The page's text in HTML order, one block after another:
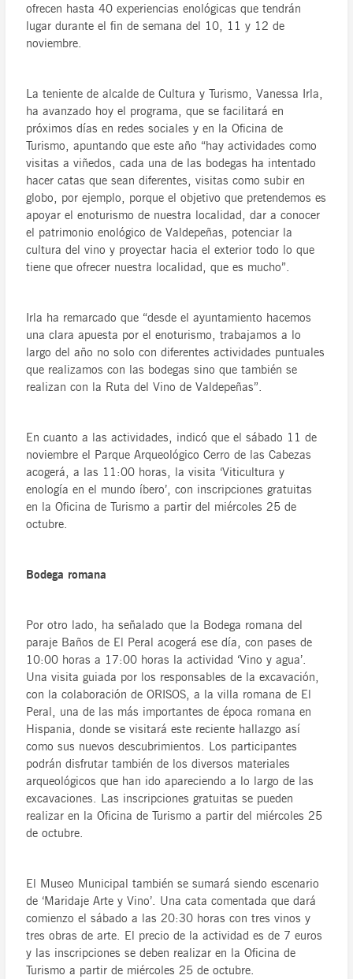
ofrecen hasta 40 experiencias enológicas que tendrán
lugar durante el fin de semana del 10, 11 y 12 de
noviembre.
La teniente de alcalde de Cultura y Turismo, Vanessa Irla,
ha avanzado hoy el programa, que se facilitará en
próximos días en redes sociales y en la Oficina de
Turismo, apuntando que este año “hay actividades como
visitas a viñedos, cada una de las bodegas ha intentado
hacer catas que sean diferentes, visitas como subir en
globo, por ejemplo, porque el objetivo que pretendemos es
apoyar el enoturismo de nuestra localidad, dar a conocer
el patrimonio enológico de Valdepeñas, potenciar la
cultura del vino y proyectar hacia el exterior todo lo que
tiene que ofrecer nuestra localidad, que es mucho”.
Irla ha remarcado que “desde el ayuntamiento hacemos
una clara apuesta por el enoturismo, trabajamos a lo
largo del año no solo con diferentes actividades puntuales
que realizamos con las bodegas sino que también se
realizan con la Ruta del Vino de Valdepeñas”.
En cuanto a las actividades, indicó que el sábado 11 de
noviembre el Parque Arqueológico Cerro de las Cabezas
acogerá, a las 11:00 horas, la visita ‘Viticultura y
enología en el mundo íbero’, con inscripciones gratuitas
en la Oficina de Turismo a partir del miércoles 25 de
octubre.
Bodega romana
Por otro lado, ha señalado que la Bodega romana del
paraje Baños de El Peral acogerá ese día, con pases de
10:00 horas a 17:00 horas la actividad ‘Vino y agua’.
Una visita guiada por los responsables de la excavación,
con la colaboración de ORISOS, a la villa romana de El
Peral, una de las más importantes de época romana en
Hispania, donde se visitará este reciente hallazgo así
como sus nuevos descubrimientos. Los participantes
podrán disfrutar también de los diversos materiales
arqueológicos que han ido apareciendo a lo largo de las
excavaciones. Las inscripciones gratuitas se pueden
realizar en la Oficina de Turismo a partir del miércoles 25
de octubre.
El Museo Municipal también se sumará siendo escenario
de ‘Maridaje Arte y Vino’. Una cata comentada que dará
comienzo el sábado a las 20:30 horas con tres vinos y
tres obras de arte. El precio de la actividad es de 7 euros
y las inscripciones se deben realizar en la Oficina de
Turismo a partir de miércoles 25 de octubre.